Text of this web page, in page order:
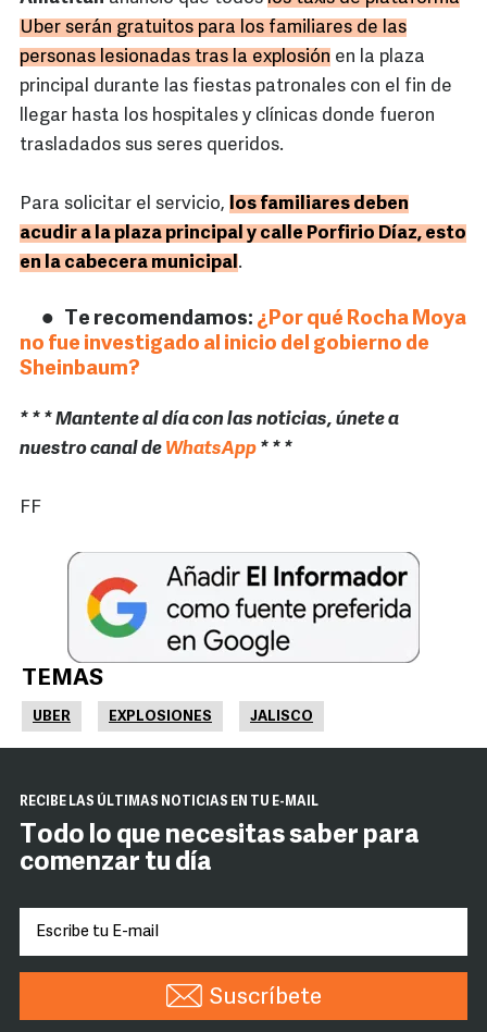
Uber serán gratuitos para los familiares de las
personas lesionadas tras la explosión en la plaza
principal durante las fiestas patronales con el fin de
llegar hasta los hospitales y clínicas donde fueron
trasladados sus seres queridos.
Para solicitar el servicio, los familiares deben
acudir a la plaza principal y calle Porfirio Díaz, esto
en la cabecera municipal.
Te recomendamos: ¿Por qué Rocha Moya
no fue investigado al inicio del gobierno de
Sheinbaum?
* * * Mantente al día con las noticias, únete a
nuestro canal de WhatsApp * * *
FF
TEMAS
UBER EXPLOSIONES JALISCO
RECIBE LAS ÚLTIMAS NOTICIAS EN TU E-MAIL
Todo lo que necesitas saber para
comenzar tu día
Suscríbete